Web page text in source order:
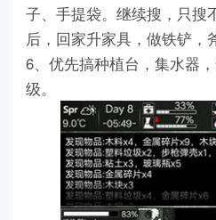
子、手提袋。继续搜，只搜
后，回家升家具，做铁铲，
6、优先搞种植台，集水器
级。